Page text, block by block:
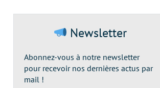
Newsletter
Abonnez-vous à notre newsletter
pour recevoir nos dernières actus par
mail !